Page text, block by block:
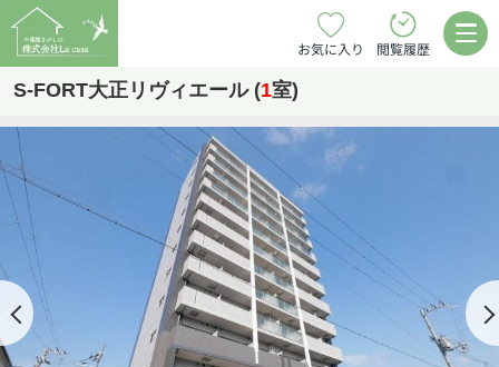
お気に入り 閲覧履歴
S-FORT大正リヴィエール (1室)